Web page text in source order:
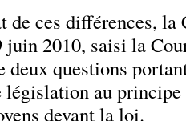
ces différences, la
juin 2010, saisi la
questions
législation au
devant la loi.